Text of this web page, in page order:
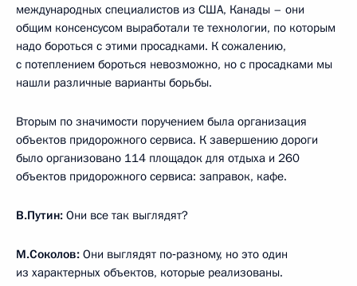
международных специалистов из США, Канады – они
общим консенсусом выработали те технологии, по которым
надо бороться с этими просадками. К сожалению,
с потеплением бороться невозможно, но с просадками мы
нашли различные варианты борьбы.
Вторым по значимости поручением была организация
объектов придорожного сервиса. К завершению дороги
было организовано 114 площадок для отдыха и 260
объектов придорожного сервиса: заправок, кафе.
В.Путин: Они все так выглядят?
М.Соколов: Они выглядят по‑разному, но это один
из характерных объектов, которые реализованы.